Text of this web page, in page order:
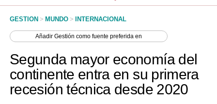
Management & Empleo
Perú
Política
GESTION > MUNDO > INTERNACIONAL
AñadirGestión como fuente preferida en
Segunda mayor economía del
continente entra en su primera
recesión técnica desde 2020